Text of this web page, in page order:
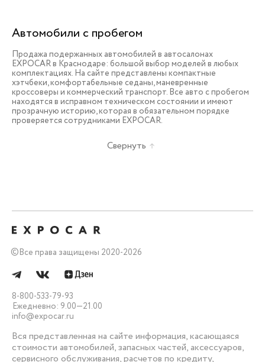
Автомобили с пробегом
Продажа подержанных автомобилей в автосалонах
EXPOCAR в Краснодаре: большой выбор моделей в любых
комплектациях. На сайте представлены компактные
хэтчбеки, комфортабельные седаны, маневренные
кроссоверы и коммерческий транспорт. Все авто с пробегом
находятся в исправном техническом состоянии и имеют
прозрачную историю, которая в обязательном порядке
проверяется сотрудниками EXPOCAR.
Свернуть
©Все права защищены 2020-2026
8-800-533-79-93
Ежедневно: 9.00—21.00
info@expocar.ru
Вся представленная на сайте информация, касающаяся
стоимости автомобилей, запасных частей, аксессуаров,
сервисного обслуживания, расчетов по кредиту,